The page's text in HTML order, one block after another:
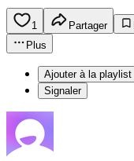
1 Partager
Plus
Ajouter à la playlist
Signaler